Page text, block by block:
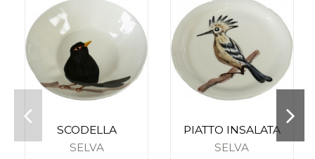
SCODELLA
SELVA
PIATTO INSALATA
SELVA